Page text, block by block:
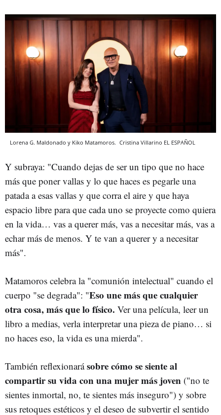
Lorena G. Maldonado y Kiko Matamoros. Cristina Villarino EL ESPAÑOL
Y subraya: "Cuando dejas de ser un tipo que no hace
más que poner vallas y lo que haces es pegarle una
patada a esas vallas y que corra el aire y que haya
espacio libre para que cada uno se proyecte como quiera
en la vida… vas a querer más, vas a necesitar más, vas a
echar más de menos. Y te van a querer y a necesitar
más".
Matamoros celebra la "comunión intelectual" cuando el
cuerpo "se degrada": "Eso une más que cualquier
otra cosa, más que lo físico. Ver una película, leer un
libro a medias, verla interpretar una pieza de piano… si
no haces eso, la vida es una mierda".
También reflexionarásobre cómo se siente al
compartir su vida con una mujer más joven ("no te
sientes inmortal, no, te sientes más inseguro") y sobre
sus retoques estéticos y el deseo de subvertir el sentido